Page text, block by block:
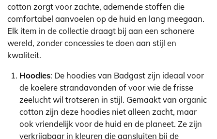
cotton zorgt voor zachte, ademende stoffen die
comfortabel aanvoelen op de huid en lang meegaan.
Elk item in de collectie draagt bij aan een schonere
wereld, zonder concessies te doen aan stijl en
kwaliteit.
Hoodies: De hoodies van Badgast zijn ideaal voor
de koelere strandavonden of voor wie de frisse
zeelucht wil trotseren in stijl. Gemaakt van organic
cotton zijn deze hoodies niet alleen zacht, maar
ook vriendelijk voor de huid en de planeet. Ze zijn
verkrijgbaar in kleuren die aansluiten bij de